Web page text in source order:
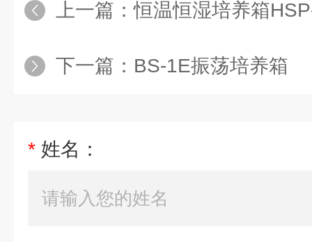
上一篇：恒温恒湿培养箱
下一篇： BS-1E振荡培养箱
* 姓名：